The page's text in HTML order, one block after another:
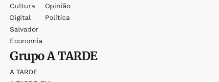
Cultura
Digital
Salvador
Economia
Opinião
Política
GrupoA TARDE
A TARDE